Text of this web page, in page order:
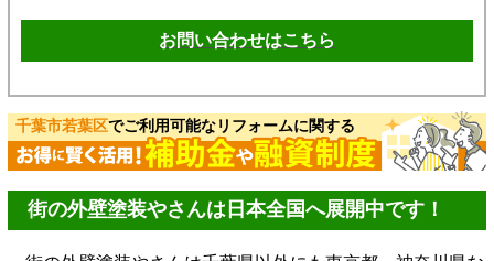
お問い合わせはこちら
千葉市若葉区でご利用可能なリフォームに関する
街の外壁塗装やさんは日本全国へ展開中です！